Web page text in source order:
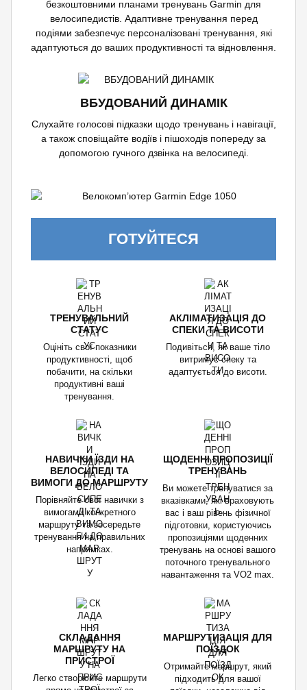
безкоштовними планами тренувань Garmin для
велосипедистів. Адаптивне тренування перед
подіями забезпечує персоналізовані тренування, які
адаптуються до ваших продуктивності та відновлення.
ВБУДОВАНИЙ ДИНАМІК
Слухайте голосові підказки щодо тренувань і навігації,
а також сповіщайте водіїв і пішоходів попереду за
допомогою гучного дзвінка на велосипеді.
ГОТУЙТЕСЯ
ТРЕНУВАЛЬНИЙ
СТАТУС
Оцініть свої показники
продуктивності, щоб
побачити, на скільки
продуктивні ваші
тренування.
АКЛІМАТИЗАЦІЯ ДО
СПЕКИ ТА ВИСОТИ
Подивіться, як ваше тіло
витримує спеку та
адаптується до висоти.
НАВИЧКИ ЇЗДИ НА
ВЕЛОСИПЕДІ ТА
ВИМОГИ ДО МАРШРУТУ
Порівняйте свої навички з
вимогами конкретного
маршруту та зосередьте
тренування на правильних
напрямках.
ЩОДЕННІ ПРОПОЗИЦІЇ
ТРЕНУВАНЬ
Ви можете тренуватися за
вказівками, які враховують
вас і ваш рівень фізичної
підготовки, користуючись
пропозиціями щоденних
тренувань на основі вашого
поточного тренувального
навантаження та VO2 max.
СКЛАДАННЯ
МАРШРУТУ НА
ПРИСТРОЇ
Легко створюйте маршрути
МАРШРУТИЗАЦІЯ ДЛЯ
ПОЇЗДОК
Отримайте маршрут, який
підходить для вашої